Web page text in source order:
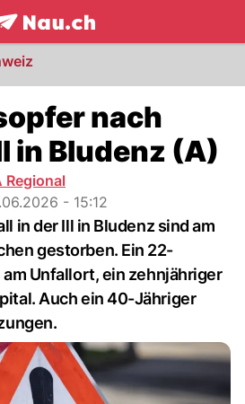
NAU.ch
nach
in Bludenz (A)
Regional
- 15:12
in der Ill in Bludenz sind am
gestorben. Ein 22-
Unfallort, ein zehnjähriger
Auch ein 40-Jähriger